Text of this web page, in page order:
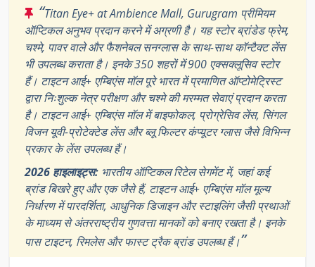
“Titan Eye+ at Ambience Mall, Gurugram प्रीमियम
ऑप्टिकल अनुभव प्रदान करने में अग्रणी है। यह स्टोर ब्रांडेड फ्रेम,
चश्मे, पावर वाले और फैशनेबल सनग्लास के साथ-साथ कॉन्टैक्ट लेंस
भी उपलब्ध कराता है। इनके 350 शहरों में 900 एक्सक्लूसिव स्टोर
हैं। टाइटन आई+ एम्बिएंस मॉल पूरे भारत में प्रमाणित ऑप्टोमेट्रिस्ट
द्वारा निःशुल्क नेत्र परीक्षण और चश्मे की मरम्मत सेवाएं प्रदान करता
है। टाइटन आई+ एम्बिएंस मॉल में बाइफोकल, प्रोग्रेसिव लेंस, सिंगल
विजन यूवी-प्रोटेक्टेड लेंस और ब्लू फिल्टर कंप्यूटर ग्लास जैसे विभिन्न
प्रकार के लेंस उपलब्ध हैं।
2026 हाइलाइट्स: भारतीय ऑप्टिकल रिटेल सेगमेंट में, जहां कई
ब्रांड बिखरे हुए और एक जैसे हैं, टाइटन आई+ एम्बिएंस मॉल मूल्य
निर्धारण में पारदर्शिता, आधुनिक डिजाइन और स्टाइलिंग जैसी प्रथाओं
के माध्यम से अंतरराष्ट्रीय गुणवत्ता मानकों को बनाए रखता है। इनके
पास टाइटन, रिमलेस और फास्ट ट्रैक ब्रांड उपलब्ध हैं।”